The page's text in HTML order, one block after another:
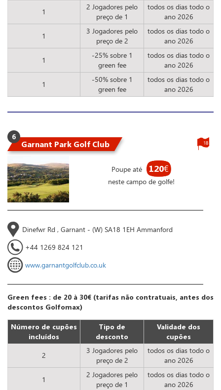
1
2 Jogadores pelo
preço de 1
todos os dias todo o
ano 2026
1
3 Jogadores pelo
preço de 2
todos os dias todo o
ano 2026
1
-25% sobre 1
green fee
todos os dias todo o
ano 2026
1
-50% sobre 1
green fee
todos os dias todo o
ano 2026
6
Garnant Park Golf Club
Poupe até 120€
neste campo de golfe!
18
Dinefwr Rd , Garnant - (W) SA18 1EH Ammanford
+44 1269 824 121
www.garnantgolfclub.co.uk
Green fees : de 20 à 30€ (tarifas não contratuais, antes dos
descontos Golfomax)
Número de cupões
incluídos
Tipo de
desconto
Validade dos
cupões
2
3 Jogadores pelo
preço de 2
todos os dias todo o
ano 2026
1
2 Jogadores pelo
preço de 1
todos os dias todo o
ano 2026